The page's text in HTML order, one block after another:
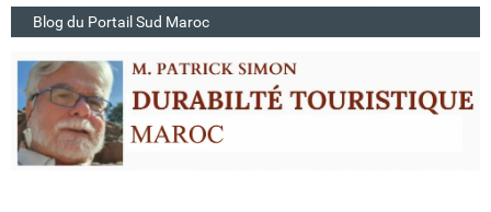
Blog du Portail Sud Maroc